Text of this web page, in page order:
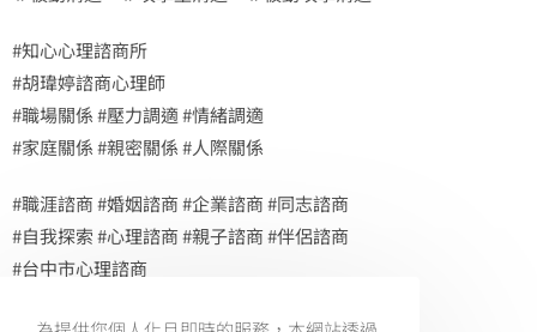
#知心心理諮商所
#胡瑋婷諮商心理師
#職場關係 #壓力調適 #情緒調適
#家庭關係 #親密關係 #人際關係
#職涯諮商 #婚姻諮商 #企業諮商 #同志諮商
#自我探索 #心理諮商 #親子諮商 #伴侶諮商
#台中市心理諮商